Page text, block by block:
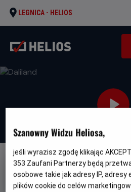
LEGNICA - HELIOS
NAPISY
Daliland
Szanowny Widzu Heliosa,
jeśli wyrazisz zgodę klikając
353 Zaufani Partnerzy będą
osobowe takie jak adresy IP,
plików cookie do celów